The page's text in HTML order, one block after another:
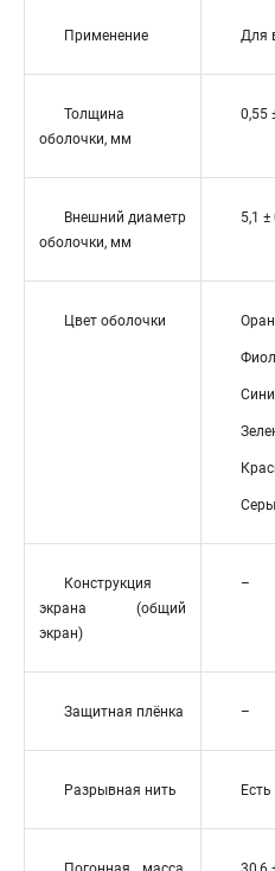
Применение Для
Толщина
оболочки, мм
0,55
Внешний диаметр
оболочки, мм
5,1 ±
Цвет оболочки
Конструкция
экрана (общий
экран)
–
Защитная плёнка –
Разрывная нить Есть